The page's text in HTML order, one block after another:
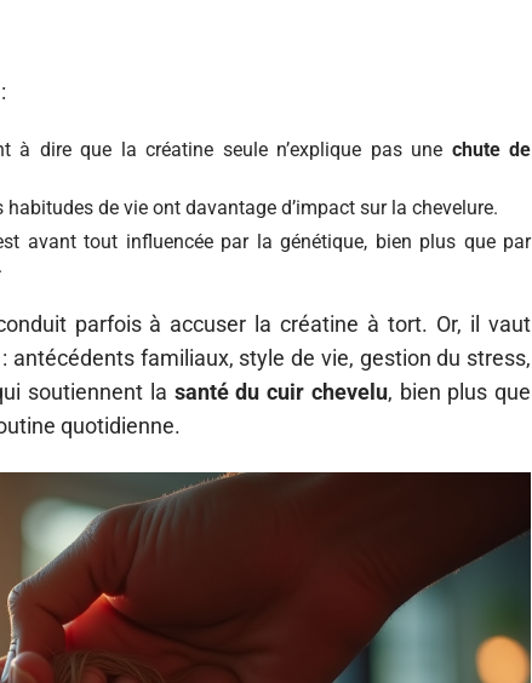
à dire que la créatine seule n’explique pas une chute de
de vie ont davantage d’impact sur la chevelure.
avant tout influencée par la génétique, bien plus que par
parfois à accuser la créatine à tort. Or, il vaut
antécédents familiaux, style de vie, gestion du stress,
soutiennent la santé du cuir chevelu, bien plus que
quotidienne.